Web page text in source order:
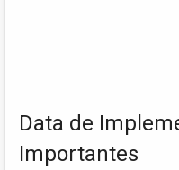
Data de
Importantes